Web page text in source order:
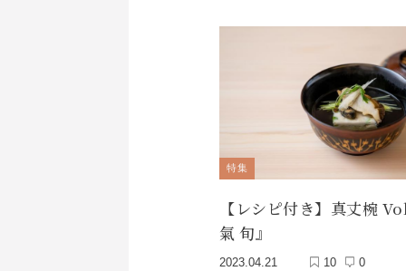
特集
【レシピ付き】真丈椀
氣 旬』
2023.04.21 10 0